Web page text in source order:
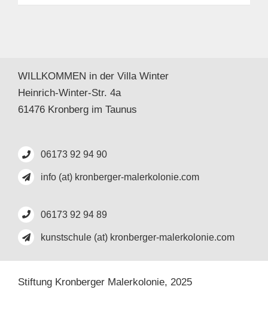
WILLKOMMEN in der Villa Winter
Heinrich-Winter-Str. 4a
61476 Kronberg im Taunus
06173 92 94 90
info (at) kronberger-malerkolonie.com
06173 92 94 89
kunstschule (at) kronberger-malerkolonie.com
Stiftung Kronberger Malerkolonie, 2025